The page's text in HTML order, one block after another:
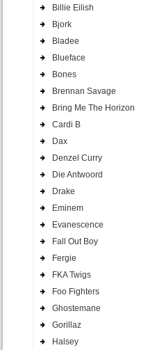
Billie Eilish
Bjork
Bladee
Blueface
Bones
Brennan Savage
Bring Me The Horizon
Cardi B
Dax
Denzel Curry
Die Antwoord
Drake
Eminem
Evanescence
Fall Out Boy
Fergie
FKA Twigs
Foo Fighters
Ghostemane
Gorillaz
Halsey